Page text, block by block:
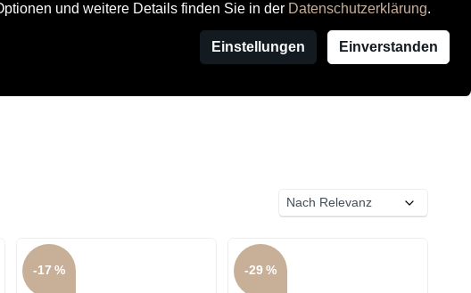
und weitere Details finden Sie in der Datenschutzerklärung.
Einstellungen Einverstanden
Anbieterstandort
-17 % -29 %